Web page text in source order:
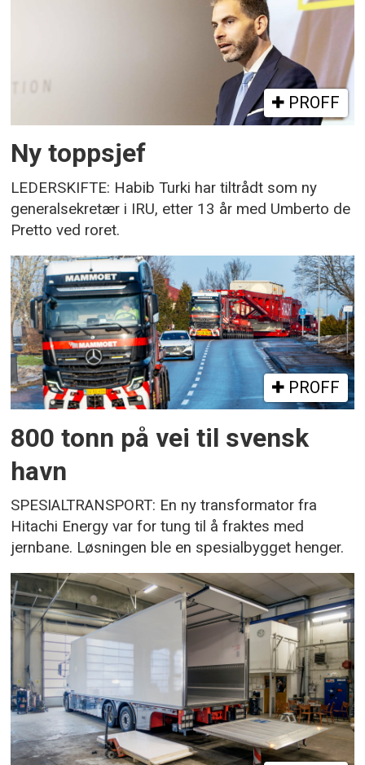
PROFF
Ny toppsjef
LEDERSKIFTE: Habib Turki har tiltrådt som ny
generalsekretær i IRU, etter 13 år med Umberto de
Pretto ved roret.
PROFF
800 tonn på vei til svensk
havn
SPESIALTRANSPORT: En ny transformator fra
Hitachi Energy var for tung til å fraktes med
jernbane. Løsningen ble en spesialbygget henger.